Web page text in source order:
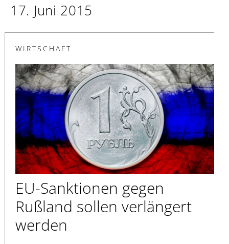
17. Juni 2015
WIRTSCHAFT
EU-Sanktionen gegen
Rußland sollen verlängert
werden